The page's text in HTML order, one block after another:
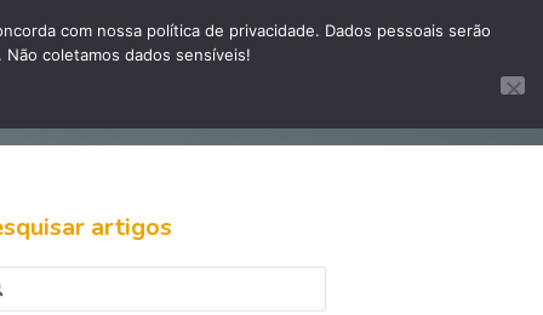
artigos
com nossa política de privacidade. Dados pessoais serão
coletamos dados sensíveis!